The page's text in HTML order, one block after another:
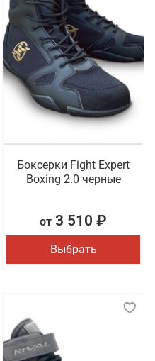
и безопасности
Новичкам
хорошей амортизацией
помогает
нагрузки на стопу.
легкой и
чтобы подходить для
на выбор
значение в
Для создания
тренировки или
для себя идеальную
из коллекций
Боксерки Fight Expert
Boxing 2.0 черные
от 3 510 ₽
Выбрать